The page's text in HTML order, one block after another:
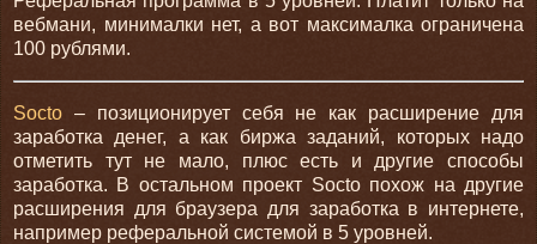
вебмани, минималки нет, а вот максималка ограничена
100 рублями.
Socto – позиционирует себя не как расширение для
заработка денег, а как биржа заданий, которых надо
отметить тут не мало, плюс есть и другие способы
заработка. В остальном проект Socto похож на другие
расширения для браузера для заработка в интернете,
например реферальной системой в 5 уровней.